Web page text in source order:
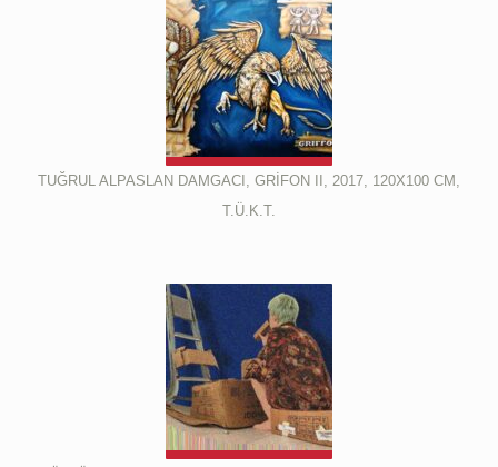
TUĞRUL ALPASLAN DAMGACI, GRİFON II, 2017, 120X100 CM,
T.Ü.K.T.